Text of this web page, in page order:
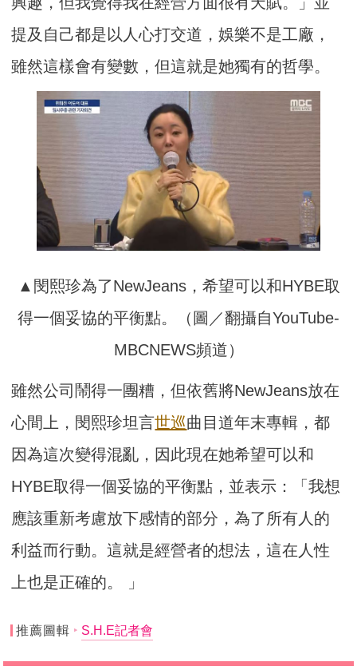
提及自己都是以人心打交道，娛樂不是工廠，
雖然這樣會有變數，但這就是她獨有的哲學。
▲閔熙珍為了NewJeans，希望可以和HYBE取
得一個妥協的平衡點。（圖／翻攝自YouTube-
MBCNEWS頻道）
雖然公司鬧得一團糟，但依舊將NewJeans放在
心間上，閔熙珍坦言世巡曲目道年末專輯，都
因為這次變得混亂，因此現在她希望可以和
HYBE取得一個妥協的平衡點，並表示：「我想
應該重新考慮放下感情的部分，為了所有人的
利益而行動。這就是經營者的想法，這在人性
上也是正確的。 」
推薦圖輯 S.H.E記者會